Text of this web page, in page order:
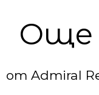
Още
от Admiral